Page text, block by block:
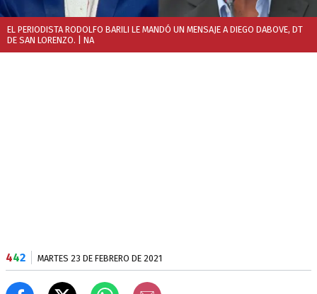
EL PERIODISTA RODOLFO BARILI LE MANDÓ UN MENSAJE A DIEGO DABOVE, DT
DE SAN LORENZO.
| NA
442 MARTES 23 DE FEBRERO DE 2021